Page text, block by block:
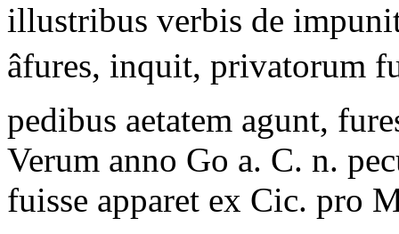
illustribus verbis de
âfures, inquit,
pedibus aetatem agunt,
Verum anno Go a. C. n.
fuisse apparet ex Cic. pro